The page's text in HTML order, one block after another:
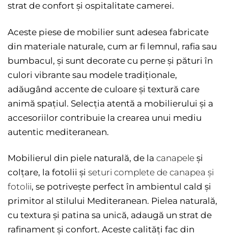
strat de confort și ospitalitate camerei.
Aceste piese de mobilier sunt adesea fabricate
din materiale naturale, cum ar fi lemnul, rafia sau
bumbacul, și sunt decorate cu perne și pături în
culori vibrante sau modele tradiționale,
adăugând accente de culoare și textură care
animă spațiul. Selecția atentă a mobilierului și a
accesoriilor contribuie la crearea unui mediu
autentic mediteranean.
Mobilierul din piele naturală, de la canapele și
colțare, la fotolii și seturi complete de canapea și
fotolii, se potrivește perfect în ambientul cald și
primitor al stilului Mediteranean. Pielea naturală,
cu textura și patina sa unică, adaugă un strat de
rafinament și confort. Aceste calități fac din